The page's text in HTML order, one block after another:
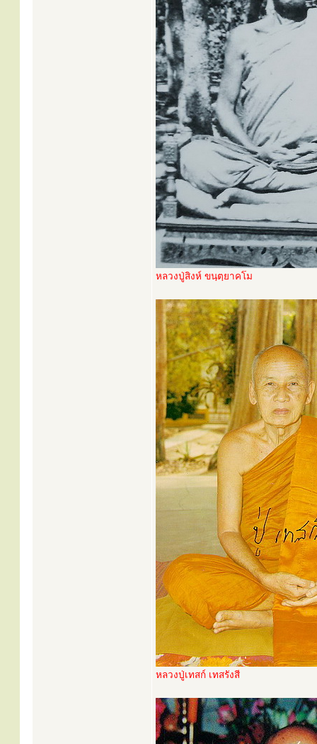
หลวงปู่สิงห์ ขนฺตฺยาคโม
หลวงปู่เทสก์ เทสรังสี